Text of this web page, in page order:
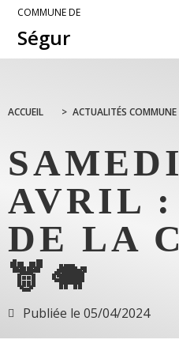
COMMUNE DE
Ségur
ACCUEIL > ACTUALITÉS COMMUNE
AVRIL :
DE LA
🫎🐗
Publiée le 05/04/2024